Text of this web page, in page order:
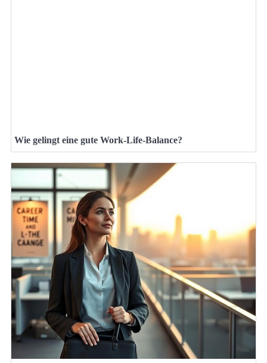
Wie gelingt eine gute Work-Life-Balance?